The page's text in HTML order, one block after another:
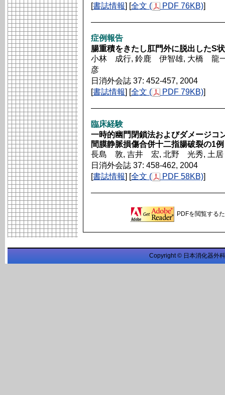
[書誌情報] [全文 ( PDF 76KB)]
症例報告
腸重積をきたし肛門外に脱出したS
小林 成行, 鈴鹿 伊智雄, 大橋 龍
彦
日消外会誌 37: 452-457, 2004
[書誌情報] [全文 ( PDF 79KB)]
臨床経験
一時的幽門閉鎖法およびダメージコ
間膜静脈損傷合併十二指腸破裂の1例
長島 敦, 吉井 宏, 北野 光秀, 土
日消外会誌 37: 458-462, 2004
[書誌情報] [全文 ( PDF 58KB)]
PDFを閲覧する
Copyright © 日本消化器外